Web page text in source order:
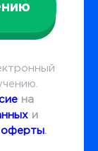
на
и
оферты.